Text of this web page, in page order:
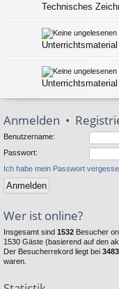
Technisches
Anmelden •
Benutzername:
Passwort:
Ich habe mein Passwort
Wer ist online?
Insgesamt sind 1532 Besucher
1530 Gäste (basierend auf den
Der Besucherrekord liegt bei 3483
waren.